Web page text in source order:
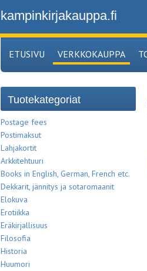
kampinkirjakauppa.fi
ETUSIVU VERKKOKAUPPA
Tuotekategoriat
Postage fees
Postimaksut
Lahjakortit
Arkkitehtuuri
Books in English, German, French etc.
Dekkarit, jännitys ja sotaromaanit
Elokuva
Erotiikka
Eräkirjallisuus
Filosofia
Historia
Huumori